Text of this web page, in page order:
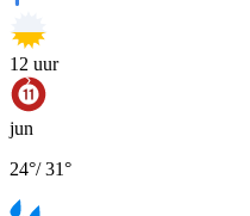
12 uur
jun
24°/31°